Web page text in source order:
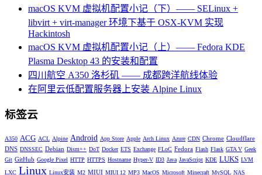
macOS KVM 虚拟机配置小记（下）—— SELinux +
libvirt + virt-manager 环境下基于 OSX-KVM 实现
Hackintosh
macOS KVM 虚拟机配置小记（上）—— Fedora KDE
Plasma Desktop 43 的安装和配置
四川航空 A350 洛杉矶 —— 成都跨洋航线体验
在阿里云低配置服务器上安装 Alpine Linux
标签云
A350 ACG ACL Alpine Android App Store Apple Arch Linux Azure CDN Chrome Cloudflare
DNS DNSSEC Debian Dism++ DoT Docker ETS Exchange FLoC Fedora Flash Flask GTA V Geek
Git GitHub Google Pixel HTTP HTTPS Hostname Hyper-V ID3 Java JavaScript KDE LUKS LVM
LXC Linux Linux安装 M2 MIUI MIUI 12 MP3 MacOS Microsoft Minecraft MySQL NAS